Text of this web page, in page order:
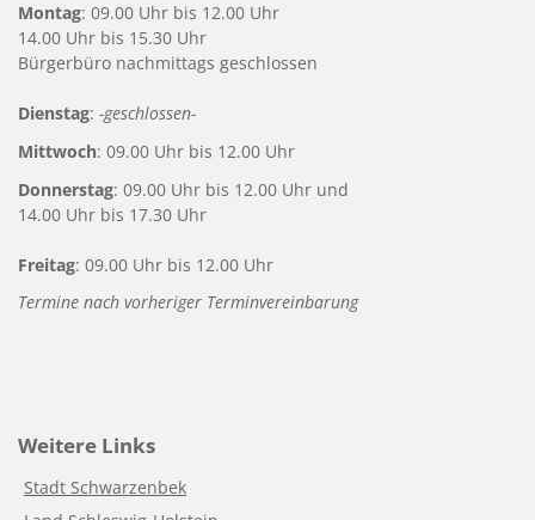
Montag: 09.00 Uhr bis 12.00 Uhr
14.00 Uhr bis 15.30 Uhr
Bürgerbüro nachmittags geschlossen
Dienstag: -geschlossen-
Mittwoch: 09.00 Uhr bis 12.00 Uhr
Donnerstag: 09.00 Uhr bis 12.00 Uhr und
14.00 Uhr bis 17.30 Uhr
Freitag: 09.00 Uhr bis 12.00 Uhr
Termine nach vorheriger Terminvereinbarung
Weitere Links
Stadt Schwarzenbek